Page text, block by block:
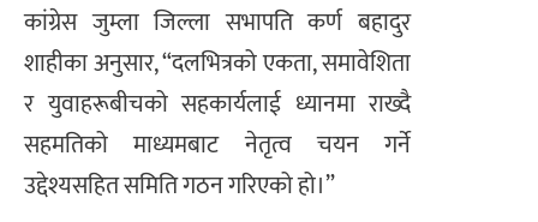
कांग्रेस जुम्ला जिल्ला सभापति कर्ण बहादुर
शाहीका अनुसार, “दलभित्रको एकता, समावेशिता
र युवाहरूबीचको सहकार्यलाई ध्यानमा राख्दै
सहमतिको माध्यमबाट नेतृत्व चयन गर्ने
उद्देश्यसहित समिति गठन गरिएको हो।”